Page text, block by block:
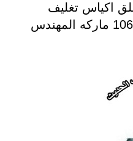
اكياس تغليف
الشرينك الحراري موديل 106 ماركه المهندس